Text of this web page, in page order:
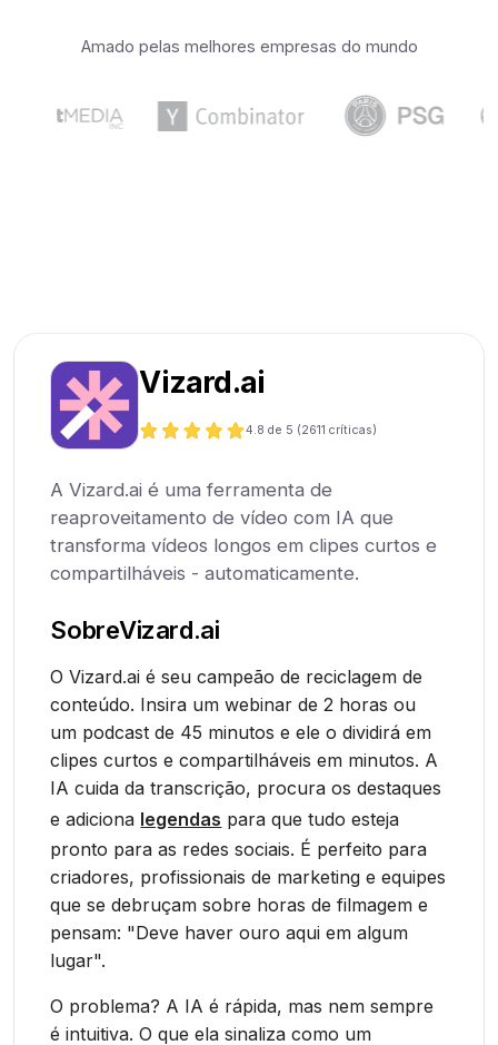
Amado pelas melhores empresas do mundo
Vizard.ai
4.8 de 5 (2611 críticas)
A Vizard.ai é uma ferramenta de
reaproveitamento de vídeo com IA que
transforma vídeos longos em clipes curtos e
compartilháveis - automaticamente.
SobreVizard.ai
O Vizard.ai é seu campeão de reciclagem de
conteúdo. Insira um webinar de 2 horas ou
um podcast de 45 minutos e ele o dividirá em
clipes curtos e compartilháveis em minutos. A
IA cuida da transcrição, procura os destaques
e adiciona legendas para que tudo esteja
pronto para as redes sociais. É perfeito para
criadores, profissionais de marketing e equipes
que se debruçam sobre horas de filmagem e
pensam: "Deve haver ouro aqui em algum
lugar".
O problema? A IA é rápida, mas nem sempre
é intuitiva. O que ela sinaliza como um